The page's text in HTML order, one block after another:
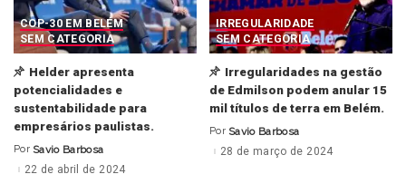
COP-30 EM BELÉM
SEM CATEGORIA
Helder apresenta
potencialidades e
sustentabilidade para
empresários paulistas.
Posted
by
Por Savio Barbosa
22 de abril de 2024
IRREGULARIDADE
SEM CATEGORIA
Irregularidades na gestão
de Edmilson podem anular 15
mil títulos de terra em Belém.
Posted
by
Por Savio Barbosa
28 de março de 2024